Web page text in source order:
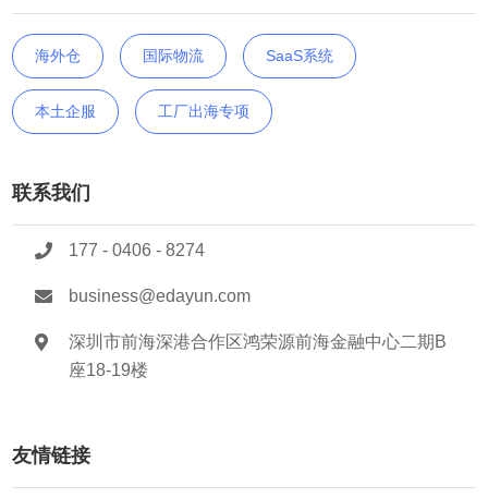
海外仓 国际物流 SaaS系统
本土企服 工厂出海专项
联系我们
177 - 0406 - 8274
business@edayun.com
深圳市前海深港合作区鸿荣源前海金融中心二期B
座18-19楼
友情链接